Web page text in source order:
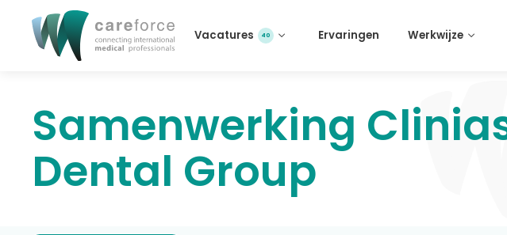
Vacatures 40 Ervaringen Werkwijze
Samenwerking
Dental Group